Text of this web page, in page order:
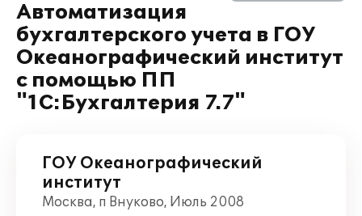
Автоматизация
бухгалтерского учета в ГОУ
Океанографический институт
с помощью ПП
"1С:Бухгалтерия 7.7"
ГОУ Океанографический
институт
Москва, п Внуково, Июль 2008